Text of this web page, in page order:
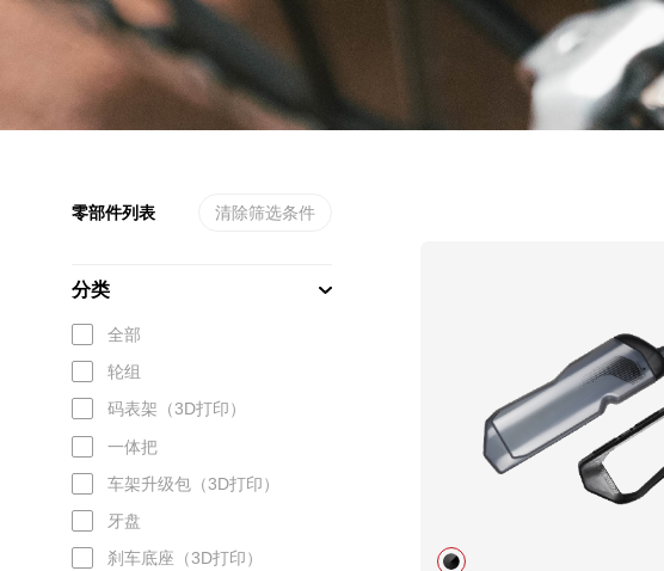
零部件列表 清除筛选条件
分类
全部
轮组
码表架（3D打印）
一体把
车架升级包（3D打印）
牙盘
刹车底座（3D打印）